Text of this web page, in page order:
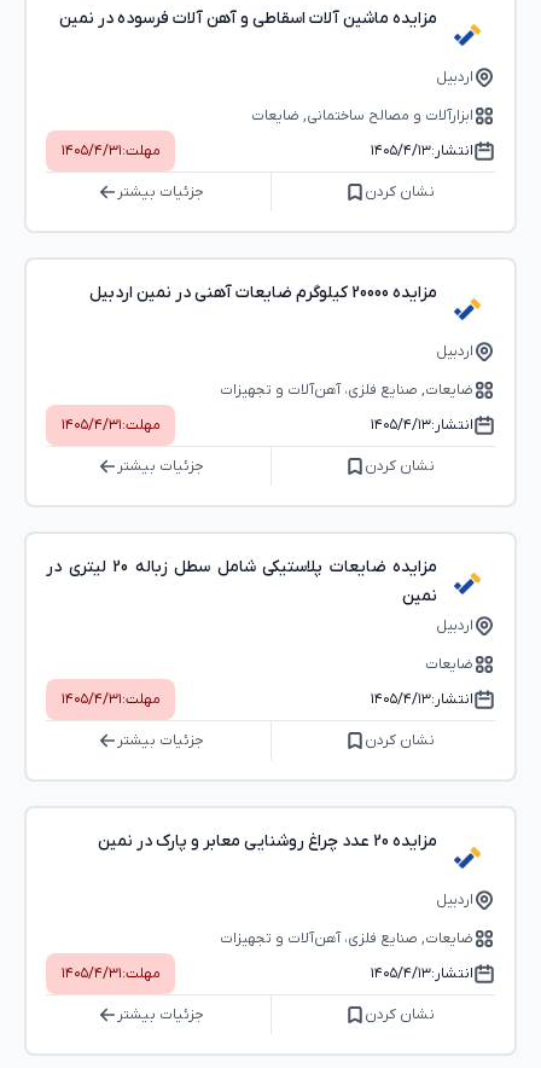
مزایده ماشین آلات اسقاطی و آهن آلات فرسوده در نمین
اردبیل
ابزارآلات و مصالح ساختمانی, ضایعات
انتشار:۱۴۰۵/۴/۱۳ مهلت:۱۴۰۵/۴/۳۱
نشان کردن جزئیات بیشتر
مزایده 20000 کیلوگرم ضایعات آهنی در نمین اردبیل
اردبیل
ضایعات, صنایع فلزی، آهن‌آلات و تجهیزات
انتشار:۱۴۰۵/۴/۱۳ مهلت:۱۴۰۵/۴/۳۱
نشان کردن جزئیات بیشتر
مزایده ضایعات پلاستیکی شامل سطل زباله 20 لیتری در
نمین
اردبیل
ضایعات
انتشار:۱۴۰۵/۴/۱۳ مهلت:۱۴۰۵/۴/۳۱
نشان کردن جزئیات بیشتر
مزایده 20 عدد چراغ روشنایی معابر و پارک در نمین
اردبیل
ضایعات, صنایع فلزی، آهن‌آلات و تجهیزات
انتشار:۱۴۰۵/۴/۱۳ مهلت:۱۴۰۵/۴/۳۱
نشان کردن جزئیات بیشتر